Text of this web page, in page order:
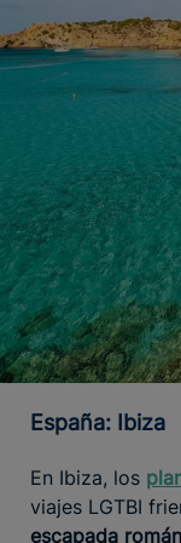
España: Ibiza
En Ibiza, los
viajes LGTBI
escapada